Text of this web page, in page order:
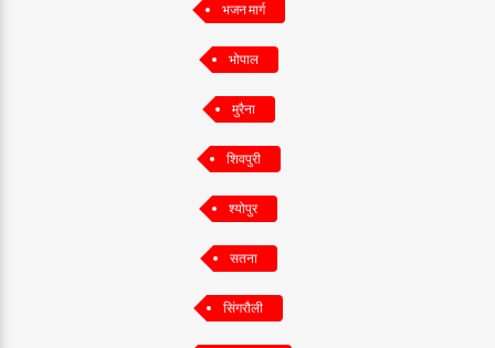
भजन मार्ग
भोपाल
मुरैना
शिवपुरी
श्योपुर
सतना
सिंगरौली